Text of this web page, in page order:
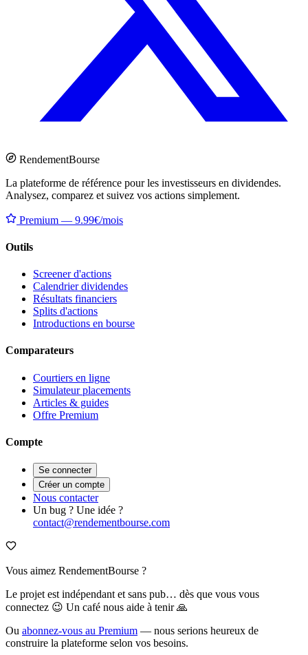
RendementBourse
La plateforme de référence pour les investisseurs en dividendes.
Analysez, comparez et suivez vos actions simplement.
Premium — 9.99€/mois
Outils
Screener d'actions
Calendrier dividendes
Résultats financiers
Splits d'actions
Introductions en bourse
Comparateurs
Courtiers en ligne
Simulateur placements
Articles & guides
Offre Premium
Compte
Se connecter
Créer un compte
Nous contacter
Un bug ? Une idée ?
contact@rendementbourse.com
Vous aimez RendementBourse ?
Le projet est indépendant et sans pub… dès que vous vous
connectez 😉 Un café nous aide à tenir 🙏
Ou abonnez-vous au Premium — nous serions heureux de
construire la plateforme selon vos besoins.